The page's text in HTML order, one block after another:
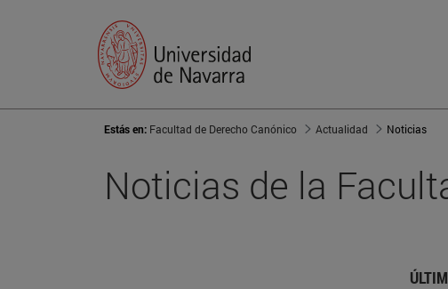
Estás en: Facultad de Derecho Canónico Actualidad Noticias
Noticias de la